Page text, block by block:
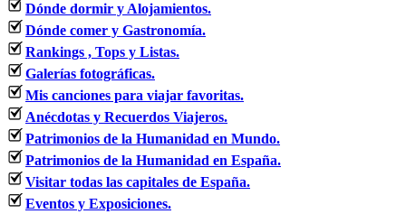
Dónde dormir y Alojamientos.
Dónde comer y Gastronomía.
Rankings , Tops y Listas.
Galerías fotográficas.
Mis canciones para viajar favoritas.
Anécdotas y Recuerdos Viajeros.
Patrimonios de la Humanidad en Mundo.
Patrimonios de la Humanidad en España.
Visitar todas las capitales de España.
Eventos y Exposiciones.